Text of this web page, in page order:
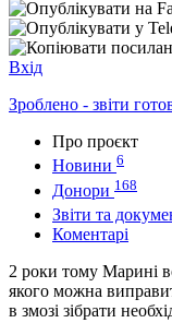
Вхід
Зроблено - звіти
Про проєкт
Новини 6
Донори 168
Звіти та
Коментарі
2 роки тому Марині
якого можна
в змозі зібрати